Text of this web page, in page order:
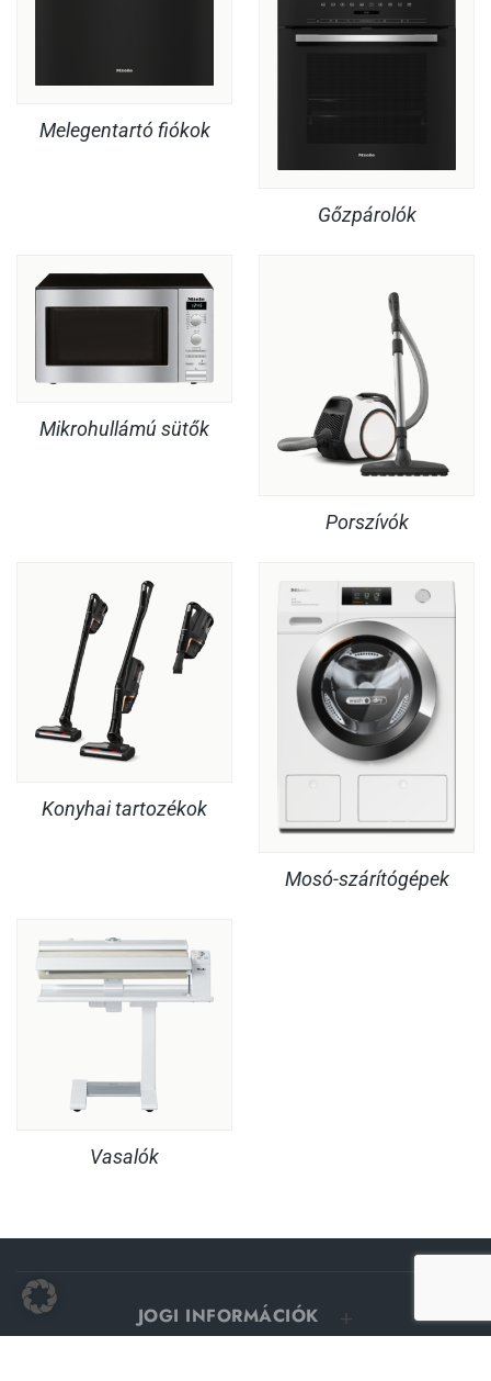
Melegentartó fiókok
Gőzpárolók
Mikrohullámú sütők
Porszívók
Konyhai tartozékok
Mosó-szárítógépek
Vasalók
JOGI INFORMÁCIÓK